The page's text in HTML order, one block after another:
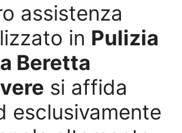
assistenza
in Pulizia
Beretta
si affida
esclusivamente